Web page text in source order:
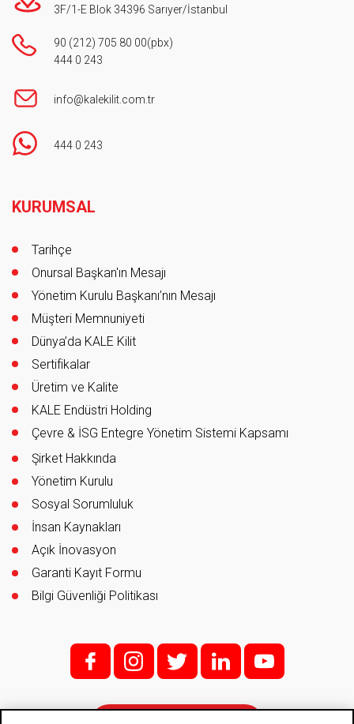
3F/1-E Blok 34396 Sarıyer/İstanbul
90 (212) 705 80 00(pbx)
444 0 243
info@kalekilit.com.tr
444 0 243
KURUMSAL
Tarihçe
Onursal Başkan'ın Mesajı
Yönetim Kurulu Başkanı’nın Mesajı
Müşteri Memnuniyeti
Dünya’da KALE Kilit
Sertifikalar
Üretim ve Kalite
KALE Endüstri Holding
Çevre & İSG Entegre Yönetim Sistemi Kapsamı
Şirket Hakkında
Yönetim Kurulu
Sosyal Sorumluluk
İnsan Kaynakları
Açık İnovasyon
Garanti Kayıt Formu
Bilgi Güvenliği Politikası
f; i; t l y